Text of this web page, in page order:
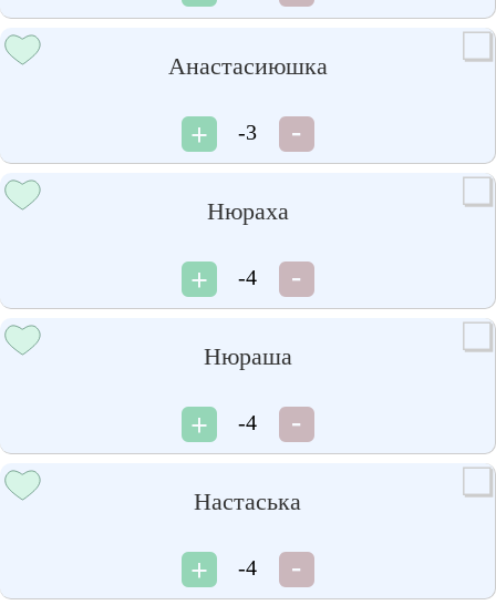
Анастасиюшка
-3
Нюраха
-4
Нюраша
-4
Настаська
-4